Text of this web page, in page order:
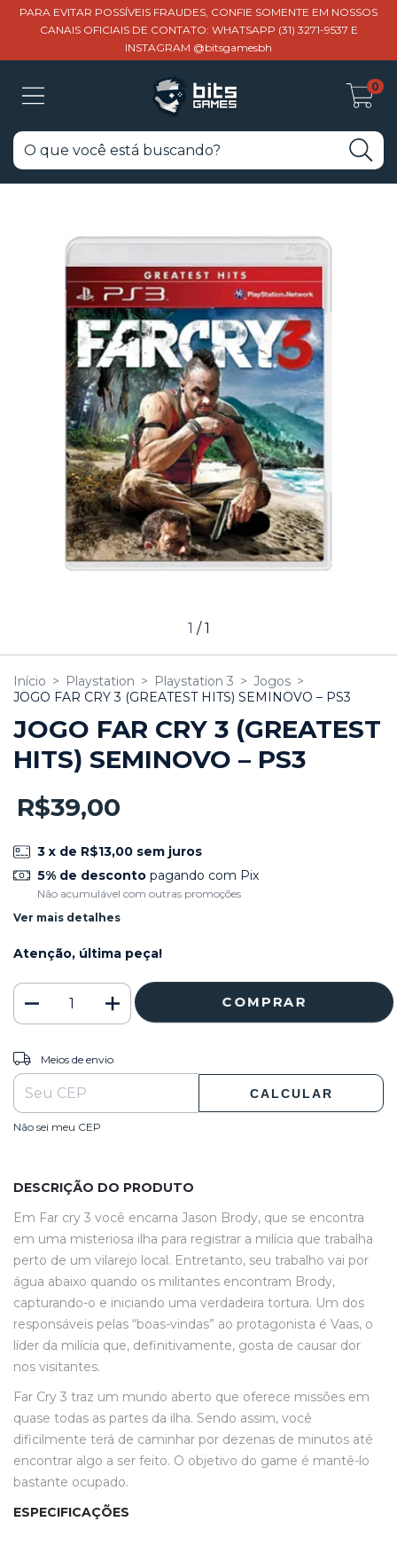
PARA EVITAR POSSÍVEIS FRAUDES, CONFIE SOMENTE EM NOSSOS
CANAIS OFICIAIS DE CONTATO: WHATSAPP (31) 3271-9537 E
INSTAGRAM @bitsgamesbh
0
1 /1
Início > Playstation > Playstation 3 > Jogos >
JOGO FAR CRY 3 (GREATEST HITS) SEMINOVO – PS3
JOGO FAR CRY 3 (GREATEST
HITS) SEMINOVO – PS3
R$39,00
3 x de R$13,00 sem juros
5% de descontopagando com Pix
Não acumulável com outras promoções
Ver mais detalhes
Atenção, última peça!
Entregas para o CEP:
Meios de envio
CALCULAR
Não sei meu CEP
DESCRIÇÃO DO PRODUTO
Em Far cry 3 você encarna Jason Brody, que se encontra
em uma misteriosa ilha para registrar a milícia que trabalha
perto de um vilarejo local. Entretanto, seu trabalho vai por
água abaixo quando os militantes encontram Brody,
capturando-o e iniciando uma verdadeira tortura. Um dos
responsáveis pelas “boas-vindas” ao protagonista é Vaas, o
líder da milícia que, definitivamente, gosta de causar dor
nos visitantes.
Far Cry 3 traz um mundo aberto que oferece missões em
quase todas as partes da ilha. Sendo assim, você
dificilmente terá de caminhar por dezenas de minutos até
encontrar algo a ser feito. O objetivo do game é mantê-lo
bastante ocupado.
ESPECIFICAÇÕES